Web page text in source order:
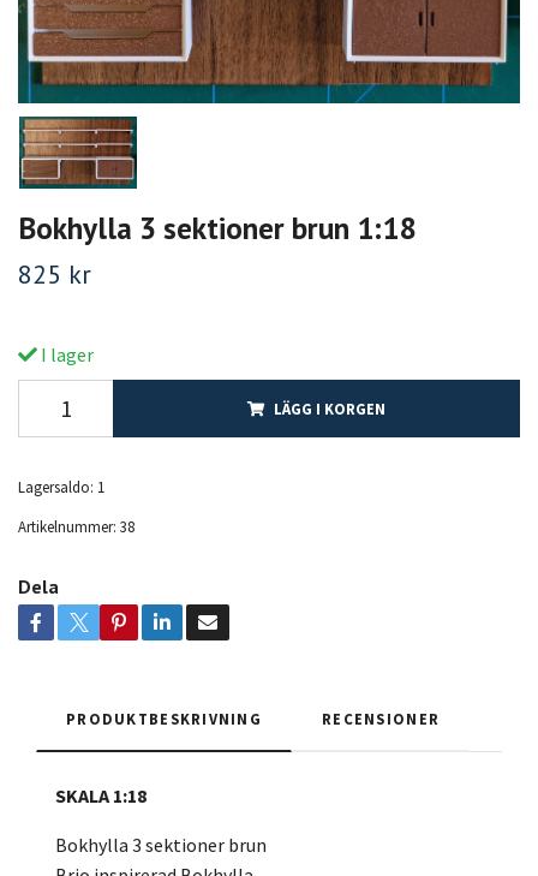
Bokhylla 3 sektioner brun 1:18
825 kr
I lager
LÄGG I KORGEN
Lagersaldo: 1
Artikelnummer: 38
Dela
PRODUKTBESKRIVNING RECENSIONER
SKALA 1:18
Bokhylla 3 sektioner brun